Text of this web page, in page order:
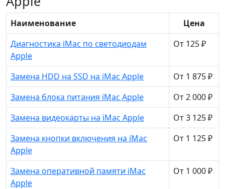
Наименование
Цена
Диагностика iMac по светодиодам
Apple
От 125 ₽
Замена HDD на SSD на iMac Apple
От 1 875 ₽
Замена блока питания iMac Apple
От 2 000 ₽
Замена видеокарты на iMac Apple
От 3 125 ₽
Замена кнопки включения на iMac
Apple
От 1 125 ₽
Замена оперативной памяти iMac
Apple
От 1 000 ₽